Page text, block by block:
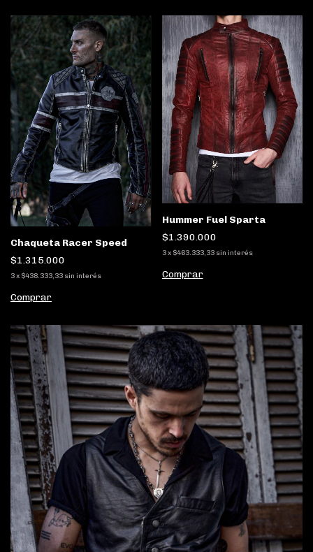
Chaqueta Racer Speed
$1.315.000
3x $438.333,33 sin interés
Comprar
Hummer Fuel Sparta
$1.390.000
3 x $463.333,33 sin interés
Comprar